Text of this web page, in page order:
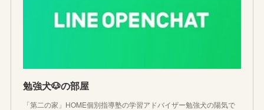
勉強犬🐶の部屋
「第二の家」HOME個別指導塾の学習アドバイザー勉強犬の陽気で